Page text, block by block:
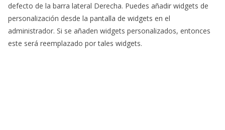
defecto de la barra lateral Derecha. Puedes añadir widgets de
personalización desde la pantalla de widgets en el
administrador. Si se añaden widgets personalizados, entonces
este será reemplazado por tales widgets.